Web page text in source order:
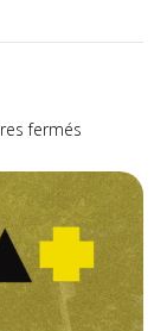
fermés
2024
|
LE
LIEU
+
LANGAGE
PLUS